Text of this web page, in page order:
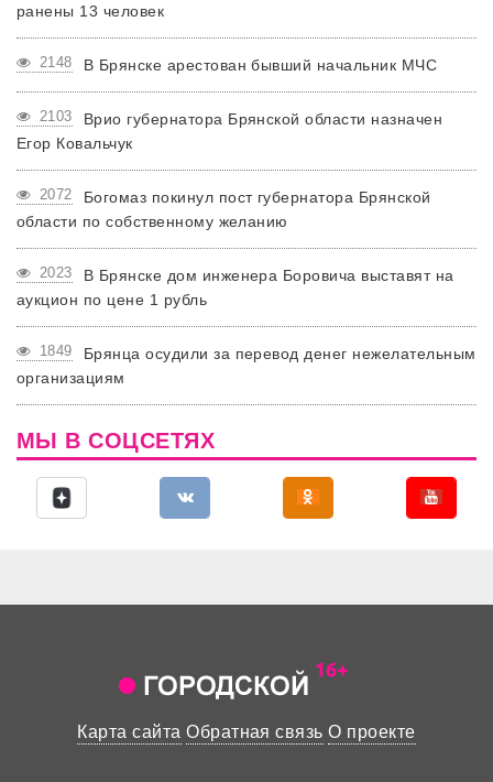
ранены 13 человек
2148 В Брянске арестован бывший начальник МЧС
2103
Врио губернатора Брянской области назначен
Егор Ковальчук
2072
Богомаз покинул пост губернатора Брянской
области по собственному желанию
2023
В Брянске дом инженера Боровича выставят на
аукцион по цене 1 рубль
1849
Брянца осудили за перевод денег нежелательным
организациям
МЫ В СОЦСЕТЯХ
Карта сайта Обратная связь О проекте